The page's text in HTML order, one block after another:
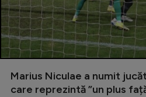
Marius Niculae a numit
care reprezintă ”un plus